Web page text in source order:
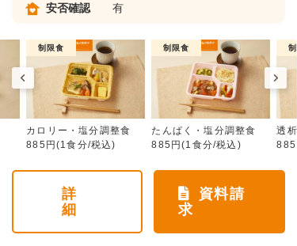
安否確認 有
制限食
カロリー・塩分調整食
885円(1食分/税込)
制限食
たんぱく・塩分調整食
885円(1食分/税込)
透析
詳
細
資料請
求